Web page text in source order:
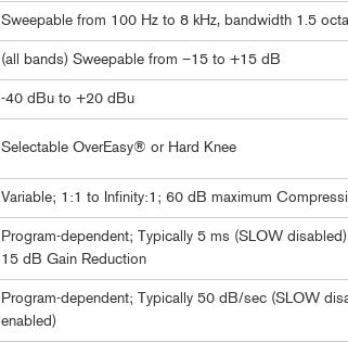
Sweepable from 100 Hz to 8 kHz, bandwidth 1.5
(all bands) Sweepable from –15 to +15 dB
-40 dBu to +20 dBu
Selectable OverEasy® or Hard Knee
Variable; 1:1 to Infinity:1; 60 dB maximum
Program-dependent; Typically 5 ms (SLOW
15 dB Gain Reduction
Program-dependent; Typically 50 dB/sec (SLOW
enabled)